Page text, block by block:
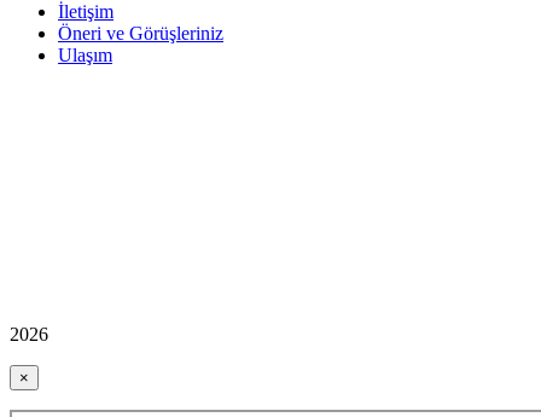
İletişim
Öneri ve Görüşleriniz
Ulaşım
2026
×